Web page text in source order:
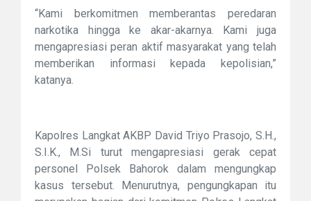
“Kami berkomitmen memberantas peredaran
narkotika hingga ke akar-akarnya. Kami juga
mengapresiasi peran aktif masyarakat yang telah
memberikan informasi kepada kepolisian,”
katanya.
Kapolres Langkat AKBP David Triyo Prasojo, S.H.,
S.I.K., M.Si turut mengapresiasi gerak cepat
personel Polsek Bahorok dalam mengungkap
kasus tersebut. Menurutnya, pengungkapan itu